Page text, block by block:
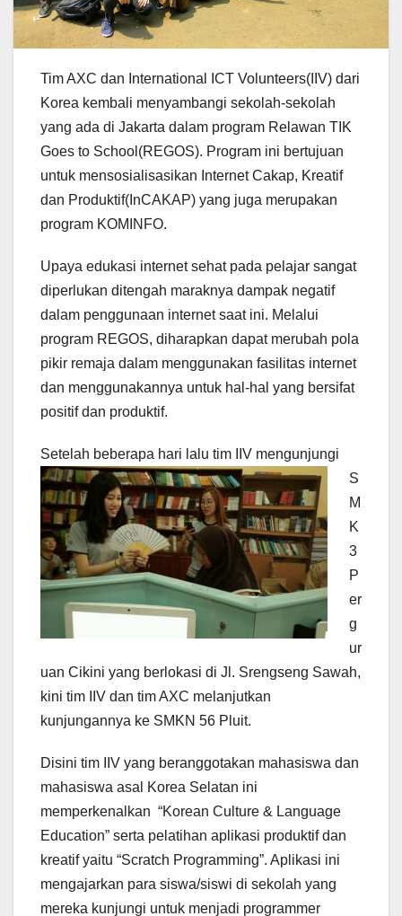
Tim AXC dan International ICT Volunteers(IIV) dari
Korea kembali menyambangi sekolah-sekolah
yang ada di Jakarta dalam program Relawan TIK
Goes to School(REGOS). Program ini bertujuan
untuk mensosialisasikan Internet Cakap, Kreatif
dan Produktif(InCAKAP) yang juga merupakan
program KOMINFO.
Upaya edukasi internet sehat pada pelajar sangat
diperlukan ditengah maraknya dampak negatif
dalam penggunaan internet saat ini. Melalui
program REGOS, diharapkan dapat merubah pola
pikir remaja dalam menggunakan fasilitas internet
dan menggunakannya untuk hal-hal yang bersifat
positif dan produktif.
Setelah beberapa hari lalu tim IIV mengunjungi
S
M
K
3
P
er
g
ur
uan Cikini yang berlokasi di Jl. Srengseng Sawah,
kini tim IIV dan tim AXC melanjutkan
kunjungannya ke SMKN 56 Pluit.
Disini tim IIV yang beranggotakan mahasiswa dan
mahasiswa asal Korea Selatan ini
memperkenalkan “Korean Culture & Language
Education” serta pelatihan aplikasi produktif dan
kreatif yaitu “Scratch Programming”. Aplikasi ini
mengajarkan para siswa/siswi di sekolah yang
mereka kunjungi untuk menjadi programmer